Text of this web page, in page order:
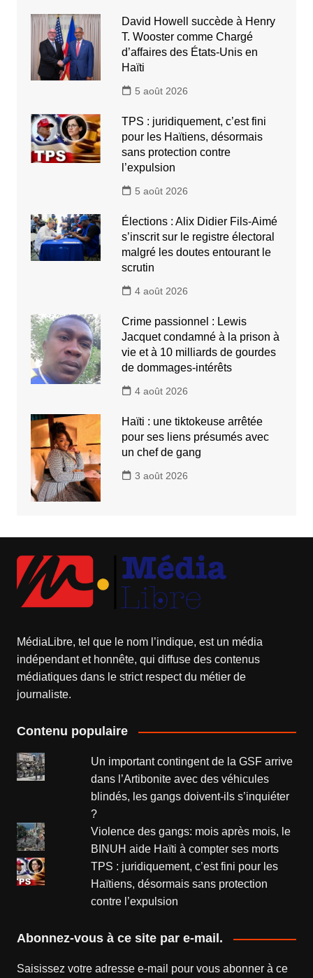
David Howell succède à Henry
T. Wooster comme Chargé
d’affaires des États-Unis en
Haïti
5 août 2026
TPS : juridiquement, c’est fini
pour les Haïtiens, désormais
sans protection contre
l’expulsion
5 août 2026
Élections : Alix Didier Fils-Aimé
s’inscrit sur le registre électoral
malgré les doutes entourant le
scrutin
4 août 2026
Crime passionnel : Lewis
Jacquet condamné à la prison à
vie et à 10 milliards de gourdes
de dommages-intérêts
4 août 2026
Haïti : une tiktokeuse arrêtée
pour ses liens présumés avec
un chef de gang
3 août 2026
MédiaLibre, tel que le nom l’indique, est un média
indépendant et honnête, qui diffuse des contenus
médiatiques dans le strict respect du métier de
journaliste.
Contenu populaire
Un important contingent de la GSF arrive
dans l’Artibonite avec des véhicules
blindés, les gangs doivent-ils s’inquiéter
?
Violence des gangs: mois après mois, le
BINUH aide Haïti à compter ses morts
TPS : juridiquement, c’est fini pour les
Haïtiens, désormais sans protection
contre l’expulsion
Abonnez-vous à ce site par e-mail.
Saisissez votre adresse e-mail pour vous abonner à ce